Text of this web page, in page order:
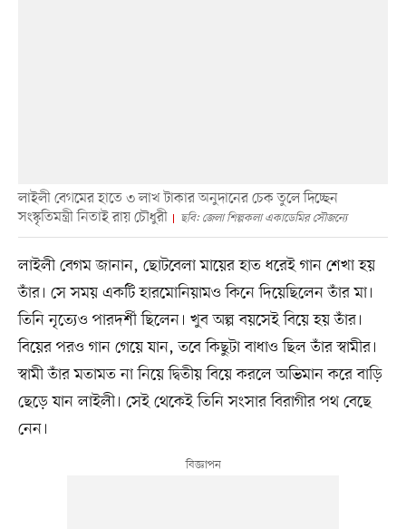
লাইলী বেগমের হাতে ৩ লাখ টাকার অনুদানের চেক তুলে দিচ্ছেন
সংস্কৃতিমন্ত্রী নিতাই রায় চৌধুরী
ছবি: জেলা শিল্পকলা একাডেমির সৌজন্যে
লাইলী বেগম জানান, ছোটবেলা মায়ের হাত ধরেই গান শেখা হয়
তাঁর। সে সময় একটি হারমোনিয়ামও কিনে দিয়েছিলেন তাঁর মা।
তিনি নৃত্যেও পারদর্শী ছিলেন। খুব অল্প বয়সেই বিয়ে হয় তাঁর।
বিয়ের পরও গান গেয়ে যান, তবে কিছুটা বাধাও ছিল তাঁর স্বামীর।
স্বামী তাঁর মতামত না নিয়ে দ্বিতীয় বিয়ে করলে অভিমান করে বাড়ি
ছেড়ে যান লাইলী। সেই থেকেই তিনি সংসার বিরাগীর পথ বেছে
নেন।